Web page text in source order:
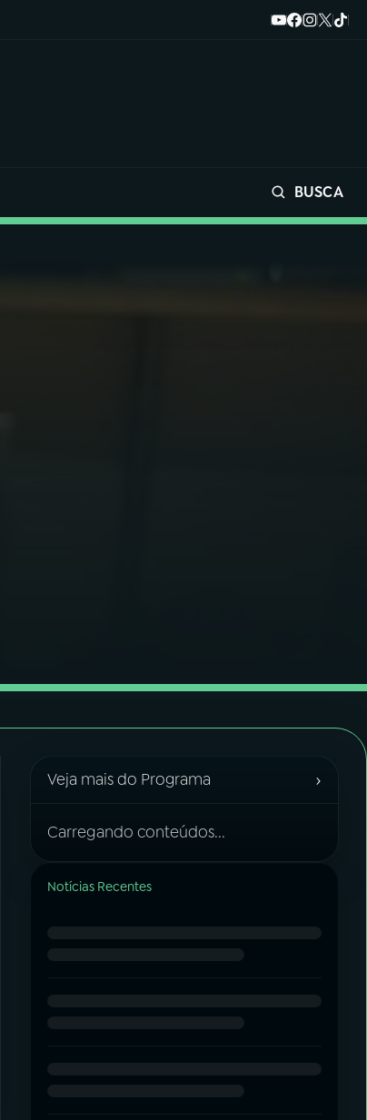
BUSCA
Veja mais do Programa ›
Carregando conteúdos...
Notícias Recentes